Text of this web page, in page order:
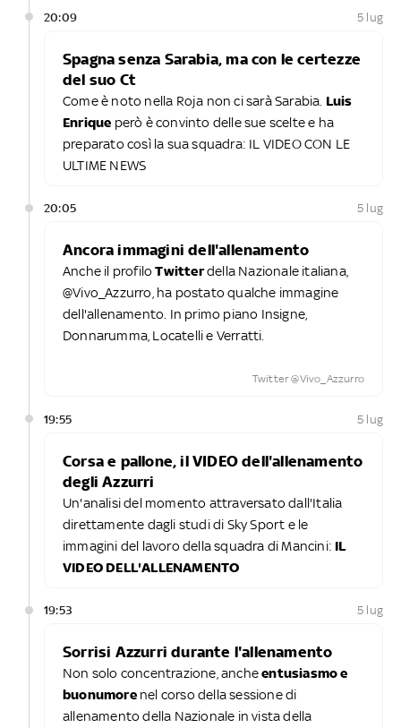
20:09 5 lug
Spagna senza Sarabia, ma con le certezze
del suo Ct
Come è noto nella Roja non ci sarà Sarabia. Luis
Enrique però è convinto delle sue scelte e ha
preparato così la sua squadra: IL VIDEO CON LE
ULTIME NEWS
20:05 5 lug
Ancora immagini dell'allenamento
Anche il profiloTwitterdella Nazionale italiana,
@Vivo_Azzurro, ha postato qualche immagine
dell'allenamento. In primo piano Insigne,
Donnarumma, Locatelli e Verratti.
Twitter @Vivo_Azzurro
19:55 5 lug
Corsa e pallone, il VIDEO dell'allenamento
degli Azzurri
Un'analisi del momento attraversato dall'Italia
direttamente dagli studi di Sky Sport e le
immagini del lavoro della squadra di Mancini: IL
VIDEO DELL'ALLENAMENTO
19:53 5 lug
Sorrisi Azzurri durante l'allenamento
Non solo concentrazione, ancheentusiasmo e
buonumorenel corso della sessione di
allenamento della Nazionale in vista della